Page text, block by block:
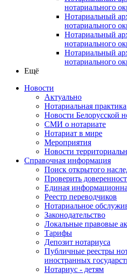
нотариального
Нотариальный
нотариального
Нотариальный
нотариального
Нотариальный
нотариального
Ещё
Новости
Актуально
Нотариальная практика
Новости Белорусской
СМИ о нотариате
Нотариат в мире
Мероприятия
Новости
Справочная информация
Поиск открытого
Проверить
Единая
Реестр переводчиков
Нотариальное
Законодательство
Локальные правовые
Тарифы
Депозит нотариуса
Публичные реестры
иностранных
Нотариус - детям